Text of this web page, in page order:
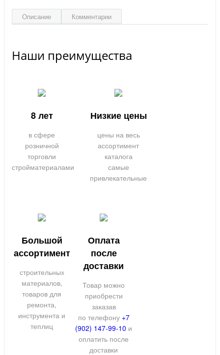
Описание Комментарии
Наши преимущества
8 лет
в сфере
розничной
торговли
стройматериалами
Низкие цены
цены на весь
ассортимент
каталога
самые
привлекательные
Большой
ассортимент
строительных
материалов,
товаров для
ремонта,
инструмента и
теплиц
Оплата
после
доставки
Товар можно
приобрести
заказав
по телефону +7
(902) 147-99-10 и
оплатить после
доставки